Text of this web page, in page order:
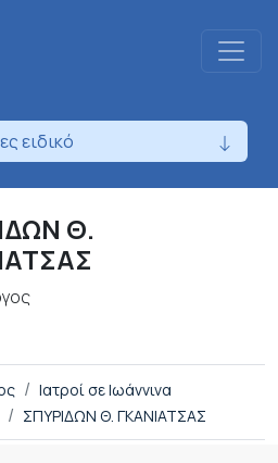
ειδικό
Θ.
Ιατροί σε Ιωάννινα
ΣΠΥΡΙΔΩΝ Θ. ΓΚΑΝΙΑΤΣΑΣ